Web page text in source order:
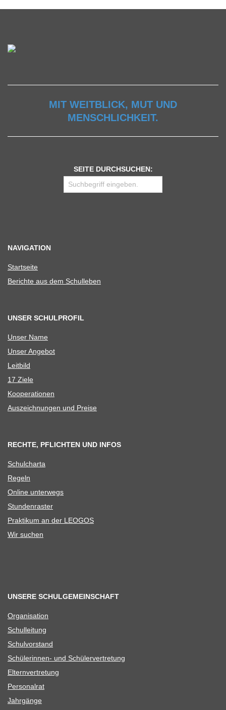
MIT WEITBLICK, MUT UND
MENSCHLICHKEIT.
SEITE DURCHSUCHEN:
NAVIGATION
Start­seite
Berichte aus dem Schulleben
UNSER SCHULPROFIL
Unser Name
Unser Ange­bot
Leit­bild
17 Ziele
Koope­ra­tio­nen
Aus­zeich­nun­gen und Preise
RECHTE, PFLICHTEN UND INFOS
Schul­charta
Regeln
Online unter­wegs
Stun­den­ras­ter
Prak­ti­kum an der LEOGOS
Wir suchen
UNSERE SCHULGEMEINSCHAFT
Orga­ni­sa­tion
Schul­lei­tung
Schul­vor­stand
Schü­le­rin­nen- und Schülervertretung
Eltern­ver­tre­tung
Per­so­nal­rat
Jahr­gänge